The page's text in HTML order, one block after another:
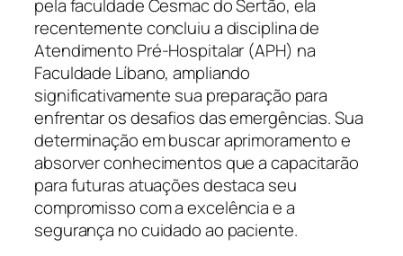
pela faculdade Cesmac do Sertão, ela
recentemente concluiu a disciplina de
Atendimento Pré-Hospitalar (APH) na
Faculdade Líbano, ampliando
significativamente sua preparação para
enfrentar os desafios das emergências. Sua
determinação em buscar aprimoramento e
absorver conhecimentos que a capacitarão
para futuras atuações destaca seu
compromisso com a excelência e a
segurança no cuidado ao paciente.